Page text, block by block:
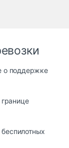
о поддержке